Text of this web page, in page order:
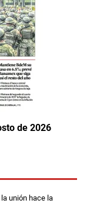
de 2026
unión hace la